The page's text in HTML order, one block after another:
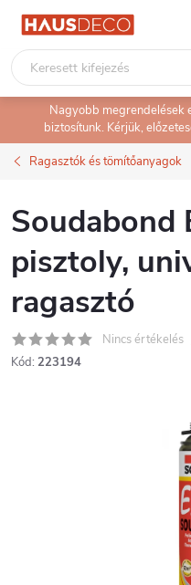
Ugrás
tartalomhoz
Nagyobb megrendelések
biztosítunk. Kérjük,
Ragasztók és tömítőanyagok
Soudabond
pisztoly,
ragasztó
Nincs értékelés
Kód: 223194